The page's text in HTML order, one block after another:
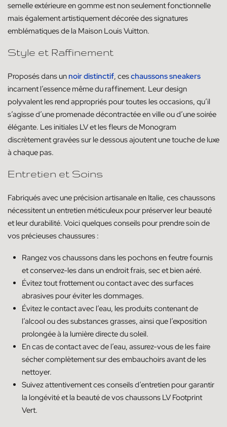
semelle extérieure en gomme est non seulement fonctionnelle
mais également artistiquement décorée des signatures
emblématiques de la Maison Louis Vuitton.
Style et Raffinement
Proposés dans unnoir distinctif, ceschaussons sneakers
incarnent l’essence même du raffinement. Leur design
polyvalent les rend appropriés pour toutes les occasions, qu’il
s’agisse d’une promenade décontractée en ville ou d’une soirée
élégante. Les initiales LV et les fleurs de Monogram
discrètement gravées sur le dessous ajoutent une touche de luxe
à chaque pas.
Entretien et Soins
Fabriqués avec une précision artisanale en Italie, ces chaussons
nécessitent un entretien méticuleux pour préserver leur beauté
et leur durabilité. Voici quelques conseils pour prendre soin de
vos précieuses chaussures :
Rangez vos chaussons dans les pochons en feutre fournis
et conservez-les dans un endroit frais, sec et bien aéré.
Évitez tout frottement ou contact avec des surfaces
abrasives pour éviter les dommages.
Évitez le contact avec l’eau, les produits contenant de
l’alcool ou des substances grasses, ainsi que l’exposition
prolongée à la lumière directe du soleil.
En cas de contact avec de l’eau, assurez-vous de les faire
sécher complètement sur des embauchoirs avant de les
nettoyer.
Suivez attentivement ces conseils d’entretien pour garantir
la longévité et la beauté de vos chaussons LV Footprint
Vert.